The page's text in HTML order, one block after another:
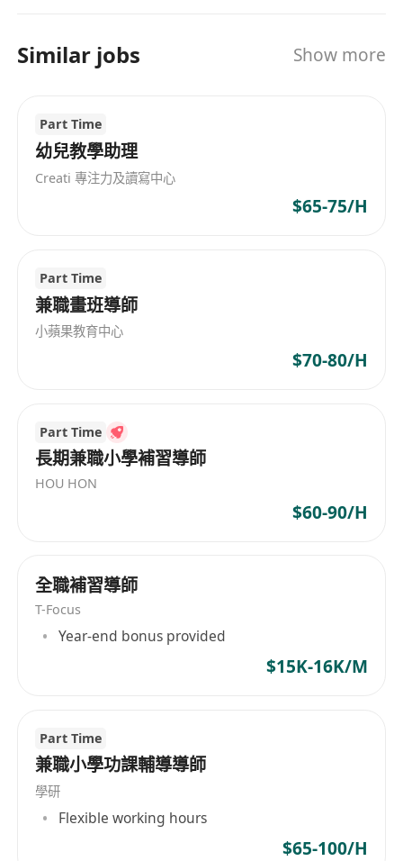
Similar jobs Show more
Part Time
幼兒教學助理
Creati 專注力及讀寫中心
$65-75/H
Part Time
兼職畫班導師
小蘋果教育中心
$70-80/H
Part Time
長期兼職小學補習導師
HOU HON
$60-90/H
全職補習導師
T-Focus
Year-end bonus provided
$15K-16K/M
Part Time
兼職小學功課輔導導師
學研
Flexible working hours
$65-100/H